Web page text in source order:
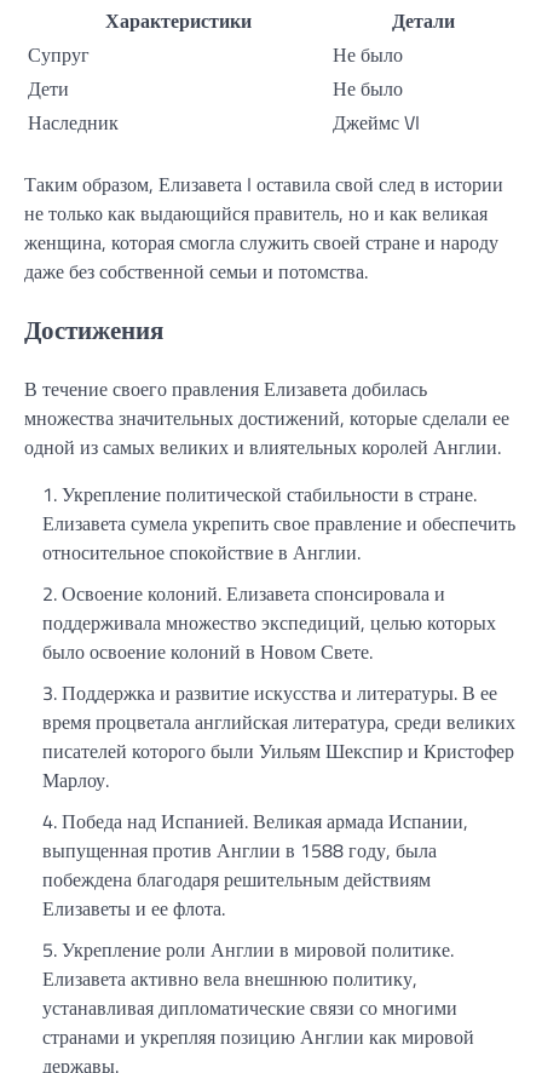
Характеристики
Детали
Супруг
Не было
Дети
Не было
Наследник
Джеймс VI
Таким образом, Елизавета I оставила свой след в истории
не только как выдающийся правитель, но и как великая
женщина, которая смогла служить своей стране и народу
даже без собственной семьи и потомства.
Достижения
В течение своего правления Елизавета добилась
множества значительных достижений, которые сделали ее
одной из самых великих и влиятельных королей Англии.
Укрепление политической стабильности в стране.
Елизавета сумела укрепить свое правление и обеспечить
относительное спокойствие в Англии.
Освоение колоний. Елизавета спонсировала и
поддерживала множество экспедиций, целью которых
было освоение колоний в Новом Свете.
Поддержка и развитие искусства и литературы. В ее
время процветала английская литература, среди великих
писателей которого были Уильям Шекспир и Кристофер
Марлоу.
Победа над Испанией. Великая армада Испании,
выпущенная против Англии в 1588 году, была
побеждена благодаря решительным действиям
Елизаветы и ее флота.
Укрепление роли Англии в мировой политике.
Елизавета активно вела внешнюю политику,
устанавливая дипломатические связи со многими
странами и укрепляя позицию Англии как мировой
державы.